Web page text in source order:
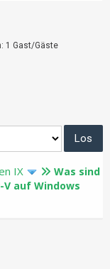
1 Gast/Gäste
IX
Was sind
auf Windows